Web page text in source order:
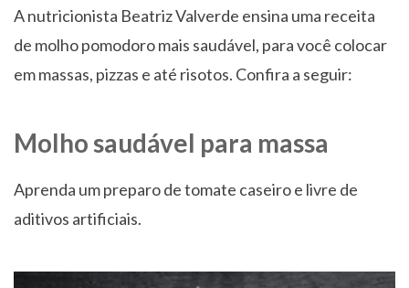
A nutricionista Beatriz Valverde ensina uma receita
de molho pomodoro mais saudável, para você colocar
em massas, pizzas e até risotos. Confira a seguir:
Molho saudável para massa
Aprenda um preparo de tomate caseiro e livre de
aditivos artificiais.